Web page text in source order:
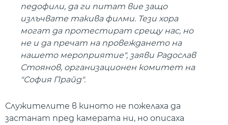
педофили, да ги питат вие защо
излъчвате такива филми. Тези хора
могат да протестират срещу нас, но
не и да пречат на провеждането на
нашето мероприятие", заяви Радослав
Стоянов, организационен комитет на
"София Прайд".
Служителите в киното не пожелаха да
застанат пред камерата ни, но описаха